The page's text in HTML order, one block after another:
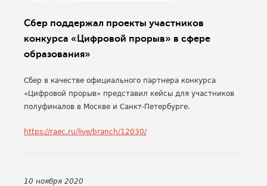
Сбер поддержал проекты участников
конкурса «Цифровой прорыв» в сфере
образования»
Сбер в качестве официального партнера конкурса
«Цифровой прорыв» представил кейсы для участников
полуфиналов в Москве и Санкт-Петербурге.
https://raec.ru/live/branch/12030/
10 ноября 2020